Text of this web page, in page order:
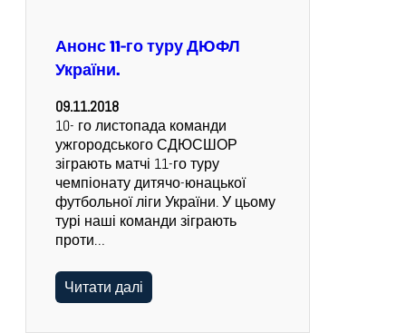
Анонс 11-го туру ДЮФЛ
України.
09.11.2018
10- го листопада команди
ужгородського СДЮСШОР
зіграють матчі 11-го туру
чемпіонату дитячо-юнацької
футбольної ліги України. У цьому
турі наші команди зіграють
проти…
Читати далі